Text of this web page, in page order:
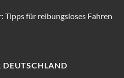
Tipps für reibungsloses Fahren
DEUTSCHLAND